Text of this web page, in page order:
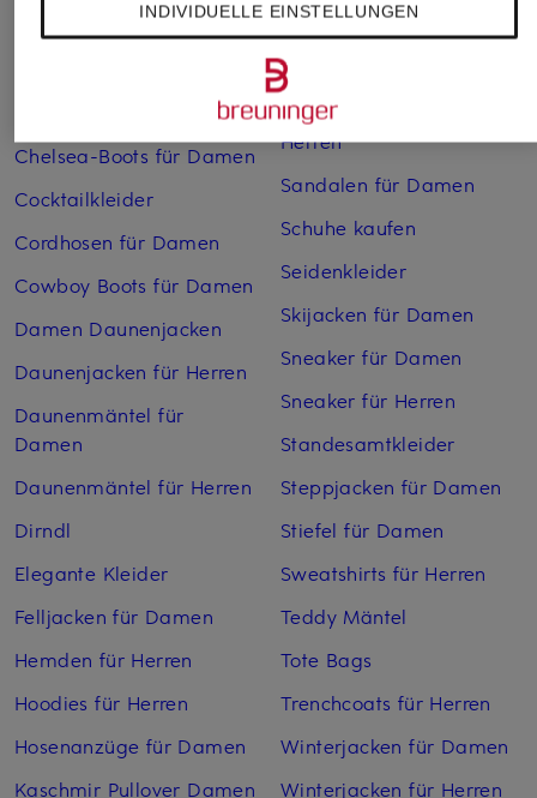
Braune Stiefel für Damen
Chelsea Boots für Herren
Chelsea-Boots für Damen
Cocktailkleider
Cordhosen für Damen
Cowboy Boots für Damen
Damen Daunenjacken
Daunenjacken für Herren
Daunenmäntel für
Damen
Daunenmäntel für Herren
Dirndl
Elegante Kleider
Felljacken für Damen
Hemden für Herren
Hoodies für Herren
Hosenanzüge für Damen
Kaschmir Pullover Damen
Parkas für Herren
Pullover für Damen
Rollkragenpullover für
Herren
Sandalen für Damen
Schuhe kaufen
Seidenkleider
Skijacken für Damen
Sneaker für Damen
Sneaker für Herren
Standesamtkleider
Steppjacken für Damen
Stiefel für Damen
Sweatshirts für Herren
Teddy Mäntel
Tote Bags
Trenchcoats für Herren
Winterjacken für Damen
Winterjacken für Herren
INDIVIDUELLE EINSTELLUNGEN